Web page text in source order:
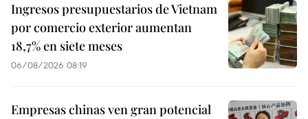
Ingresos presupuestarios de Vietnam
por comercio exterior aumentan
18,7% en siete meses
06/08/2026 08:19
Empresas chinas ven gran potencial